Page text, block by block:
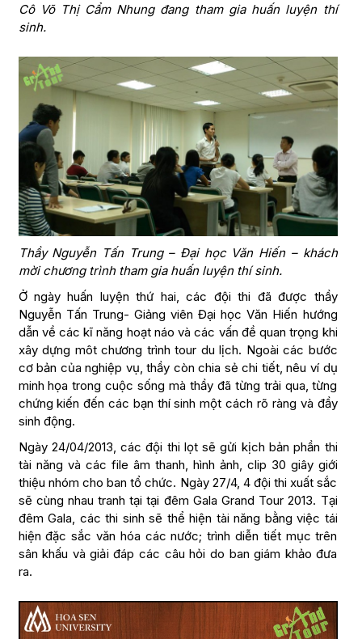
Cô Võ Thị Cẩm Nhung đang tham gia huấn luyện thí
sinh.
Thầy Nguyễn Tấn Trung – Đại học Văn Hiến – khách
mời chương trình tham gia huấn luyện thí sinh.
Ở ngày huấn luyện thứ hai, các đội thi đã được thầy
Nguyễn Tấn Trung- Giảng viên Đại học Văn Hiến hướng
dẫn về các kĩ năng hoạt náo và các vấn đề quan trọng khi
xây dựng môt chương trình tour du lịch. Ngoài các bước
cơ bản của nghiệp vụ, thầy còn chia sẻ chi tiết, nêu ví dụ
minh họa trong cuộc sống mà thầy đã từng trải qua, từng
chứng kiến đến các bạn thí sinh một cách rõ ràng và đầy
sinh động.
Ngày 24/04/2013, các đội thi lọt sẽ gửi kịch bản phần thi
tài năng và các file âm thanh, hình ảnh, clip 30 giây giới
thiệu nhóm cho ban tổ chức. Ngày 27/4, 4 đội thi xuất sắc
sẽ cùng nhau tranh tại tại đêm Gala Grand Tour 2013. Tại
đêm Gala, các thi sinh sẽ thể hiện tài năng bằng việc tái
hiện đặc sắc văn hóa các nước; trình diễn tiết mục trên
sân khấu và giải đáp các câu hỏi do ban giám khảo đưa
ra.